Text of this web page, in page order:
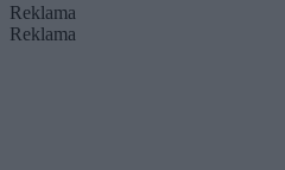
Reklama
Reklama